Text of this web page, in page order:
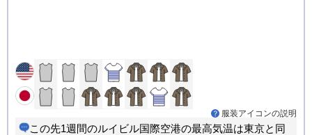
服装アイコンの説明
この先1週間のルイビル国際空港の最高気温は東京と同